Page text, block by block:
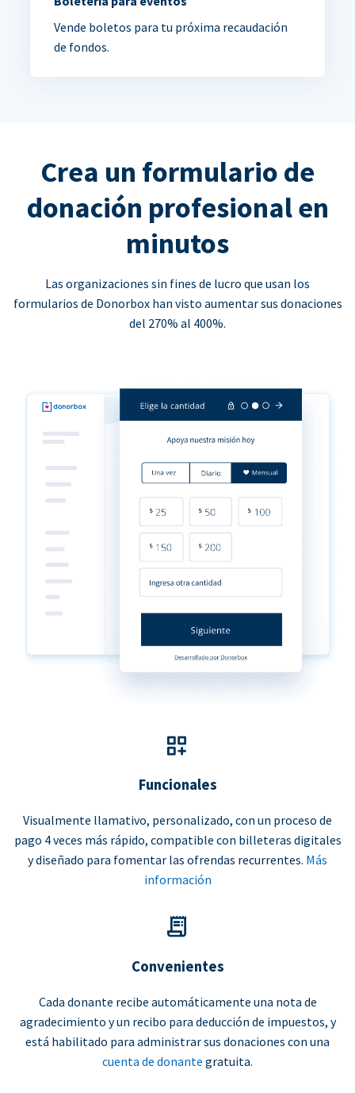
Vende boletos para tu próxima recaudación
de fondos.
Crea un formulario de
donación profesional en
minutos
Las organizaciones sin fines de lucro que usan los
formularios de Donorbox han visto aumentar sus donaciones
del 270% al 400%.
Funcionales
Visualmente llamativo, personalizado, con un proceso de
pago 4 veces más rápido, compatible con billeteras digitales
y diseñado para fomentar las ofrendas recurrentes. Más
información
Convenientes
Cada donante recibe automáticamente una nota de
agradecimiento y un recibo para deducción de impuestos, y
está habilitado para administrar sus donaciones con una
cuenta de donante gratuita.